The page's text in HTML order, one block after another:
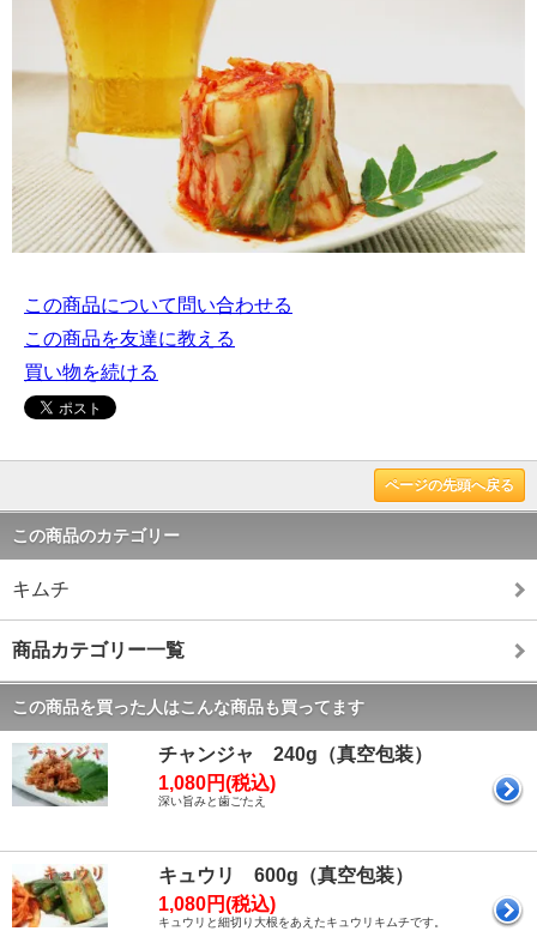
この商品について問い合わせる
この商品を友達に教える
買い物を続ける
ページの先頭へ戻る
この商品のカテゴリー
キムチ
商品カテゴリー一覧
この商品を買った人はこんな商品も買ってます
チャンジャ 240g（真空包装）
1,080円(税込)
深い旨みと歯ごたえ
キュウリ 600g（真空包装）
1,080円(税込)
キュウリと細切り大根をあえたキュウリキムチです。